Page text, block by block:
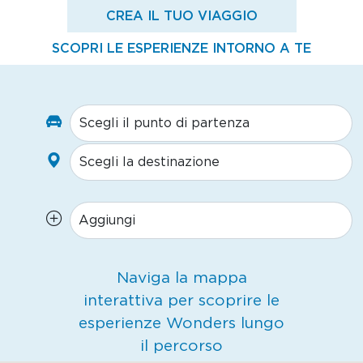
CREA IL TUO VIAGGIO
SCOPRI LE ESPERIENZE INTORNO A TE
Naviga la mappa
interattiva per scoprire le
esperienze Wonders lungo
il percorso